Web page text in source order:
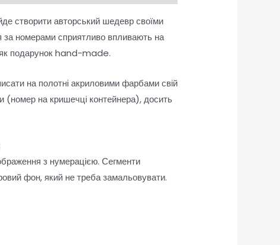
створити авторський шедевр своїми
номерами сприятливо впливають на
як подарунок hand-made.
на полотні акриловими фарбами свій
(номер на кришечці контейнера), досить
з нумерацією. Сегменти
фон, який не треба замальовувати.